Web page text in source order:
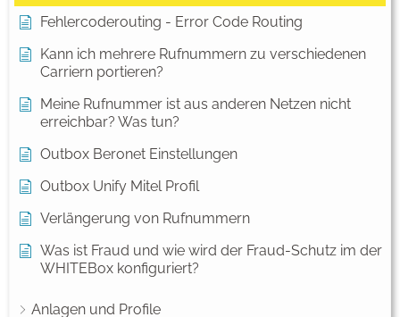
Fehlercoderouting - Error Code Routing
Kann ich mehrere Rufnummern zu verschiedenen
Carriern portieren?
Meine Rufnummer ist aus anderen Netzen nicht
erreichbar? Was tun?
Outbox Beronet Einstellungen
Outbox Unify Mitel Profil
Verlängerung von Rufnummern
Was ist Fraud und wie wird der Fraud-Schutz im der
WHITEBox konfiguriert?
Anlagen und Profile